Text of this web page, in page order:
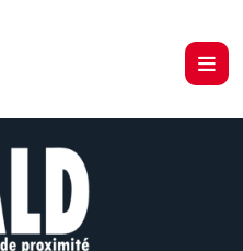
assez grand pour
avez besoin. Il est
des passagers grâce à
grâce à la
tout le monde arrive à se
avance que la berline est